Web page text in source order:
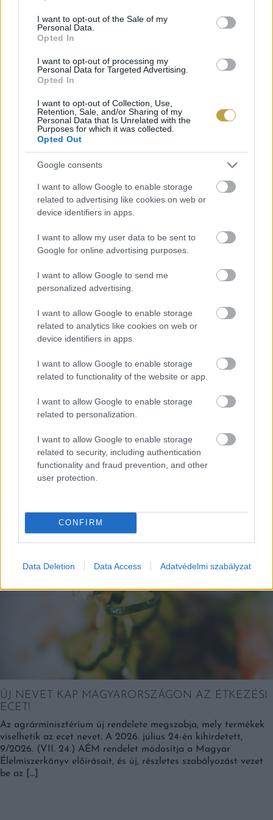
use your data for below specified purposes in below Google
consent section.
I want to opt-out of the Sale of my
Personal Data.
Opted In
I want to opt-out of processing my
Personal Data for Targeted Advertising.
Opted In
I want to opt-out of Collection, Use,
Retention, Sale, and/or Sharing of my
Personal Data that Is Unrelated with the
Purposes for which it was collected.
Opted Out
Google consents
I want to allow Google to enable storage
related to advertising like cookies on web or
device identifiers in apps.
I want to allow my user data to be sent to
Google for online advertising purposes.
I want to allow Google to send me
personalized advertising.
I want to allow Google to enable storage
related to analytics like cookies on web or
device identifiers in apps.
I want to allow Google to enable storage
related to functionality of the website or app.
I want to allow Google to enable storage
related to personalization.
I want to allow Google to enable storage
related to security, including authentication
functionality and fraud prevention, and other
user protection.
CONFIRM
Data Deletion Data Access Adatvédelmi szabályzat
Szerző: Csáka Eszter
Címlapfotó: Alexander Maasch / Unsplash
EZEK IS ÉRDEKELHETNEK
ÚJ NEVET KAP MAGYARORSZÁGON AZ ÉTKEZÉSI
ECET!
Az agrárminisztérium új rendelete megszabja, mely termékek
viselhetik az ecet nevet. A 2026. július 24-én kihirdetett,
9/2026. (VII. 24.) AÉM rendelet módosítja a Magyar
Élelmiszerkönyv előírásait, és új, részletes szabályozást vezet
be az […]